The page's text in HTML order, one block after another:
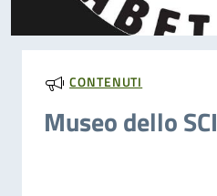
CONTENUTI
Museo dello SCI